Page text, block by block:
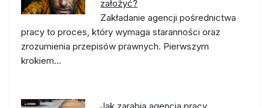
założyć?
Zakładanie agencji pośrednictwa
pracy to proces, który wymaga staranności oraz
zrozumienia przepisów prawnych. Pierwszym
krokiem…